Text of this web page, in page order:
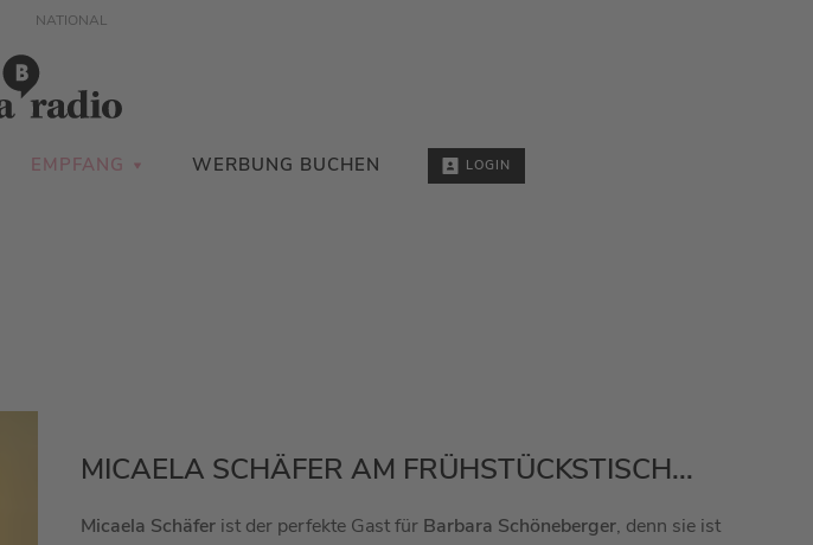
NATIONAL
EMPFANG WERBUNG BUCHEN LOGIN
MICAELA SCHÄFER AM FRÜHSTÜCKSTISCH...
Micaela Schäfer ist der perfekte Gast für Barbara Schöneberger, denn sie ist